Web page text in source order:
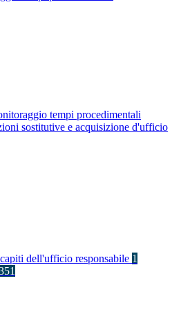
tempi procedimentali
sostitutive e acquisizione d'ufficio
dell'ufficio responsabile 1